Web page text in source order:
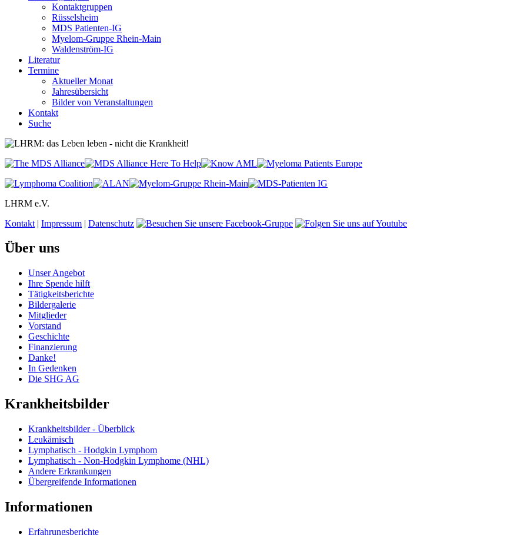
Kontaktgruppen
Rüsselsheim
MDS Patienten-IG
Myelom-Gruppe Rhein-Main
Waldenström-IG
Literatur
Termine
Aktueller Monat
Jahresübersicht
Bilder von Veranstaltungen
Kontakt
Suche
LHRM e.V.
Kontakt | Impressum | Datenschutz
Über uns
Unser Angebot
Ihre Spende hilft
Tätigkeitsberichte
Bildergalerie
Mitglieder
Vorstand
Geschichte
Finanzierung
Danke!
In Gedenken
Die SHG AG
Krankheitsbilder
Krankheitsbilder - Überblick
Leukämisch
Lymphatisch - Hodgkin Lymphom
Lymphatisch - Non-Hodgkin Lymphome (NHL)
Andere Erkrankungen
Übergreifende Informationen
Informationen
Erfahrungsberichte